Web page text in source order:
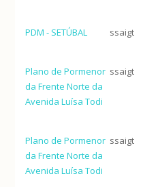
PDM - SETÚBAL ssaigt
Plano de Pormenor
da Frente Norte da
Avenida Luísa Todi
ssaigt
Plano de Pormenor
da Frente Norte da
Avenida Luísa Todi
ssaigt